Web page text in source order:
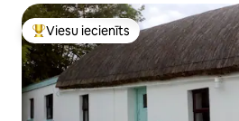
Populārs viesu iecienīts mājoklis
Viesu iecienīts